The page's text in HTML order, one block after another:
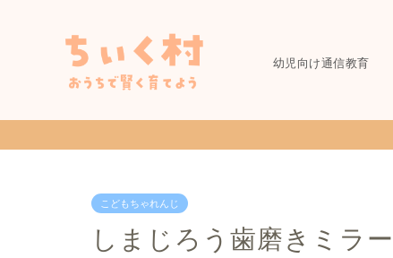
幼児向け通信教育
こどもちゃれんじ
しまじろう歯磨きミラ